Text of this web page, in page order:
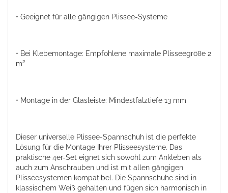
• Geeignet für alle gängigen Plissee-Systeme
• Bei Klebemontage: Empfohlene maximale Plisseegröße 2
m²
• Montage in der Glasleiste: Mindestfalztiefe 13 mm
Dieser universelle Plissee-Spannschuh ist die perfekte
Lösung für die Montage Ihrer Plisseesysteme. Das
praktische 4er-Set eignet sich sowohl zum Ankleben als
auch zum Anschrauben und ist mit allen gängigen
Plisseesystemen kompatibel. Die Spannschuhe sind in
klassischem Weiß gehalten und fügen sich harmonisch in